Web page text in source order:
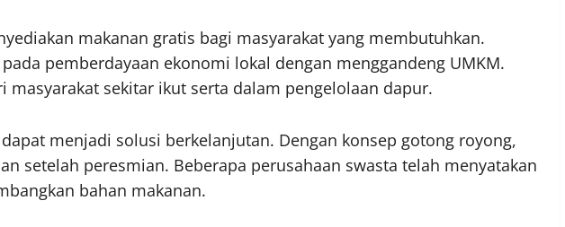
makanan gratis bagi masyarakat yang membutuhkan.
pemberdayaan ekonomi lokal dengan menggandeng UMKM.
masyarakat sekitar ikut serta dalam pengelolaan dapur.
menjadi solusi berkelanjutan. Dengan konsep gotong royong,
setelah peresmian. Beberapa perusahaan swasta telah menyatakan
bahan makanan.